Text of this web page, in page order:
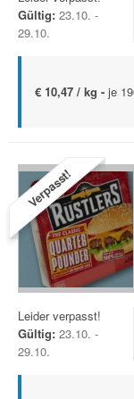
Gültig: 23.10. -
29.10.
€ 10,47 / kg - je
Verpasst!
Leider verpasst!
Gültig: 23.10. -
29.10.